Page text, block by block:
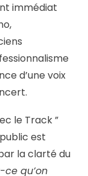
immédiat
d’une voix
le Track ”
est
la clarté du
ce qu’on